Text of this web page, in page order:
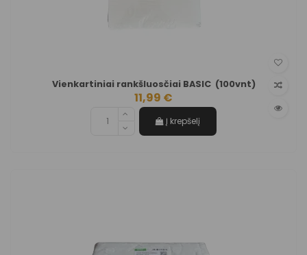
Vienkartiniai rankšluosčiai BASIC (100vnt)
11,99 €
Į krepšelį